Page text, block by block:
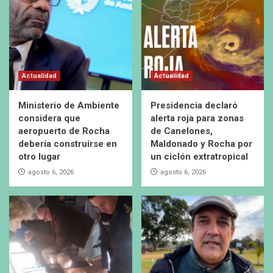
Actualidad
Ministerio de Ambiente
considera que
aeropuerto de Rocha
debería construirse en
otro lugar
agosto 6, 2026
Actualidad
Presidencia declaró
alerta roja para zonas
de Canelones,
Maldonado y Rocha por
un ciclón extratropical
agosto 6, 2026